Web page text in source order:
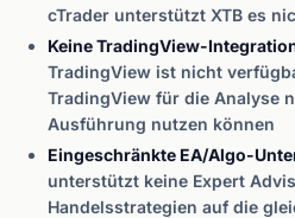
cTrader unterstützt XTB es
Keine TradingView-
TradingView ist nicht
TradingView für die Analyse
Ausführung nutzen können
Eingeschränkte EA/Algo-
unterstützt keine Expert
Handelsstrategien auf die